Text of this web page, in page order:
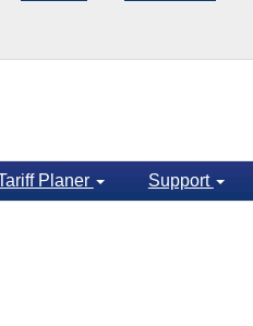
Planer Support